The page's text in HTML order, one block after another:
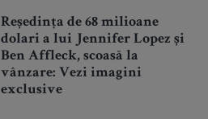
Reședința de 68 milioane
dolari a lui Jennifer Lopez și
Ben Affleck, scoasă la
vânzare: Vezi imagini
exclusive